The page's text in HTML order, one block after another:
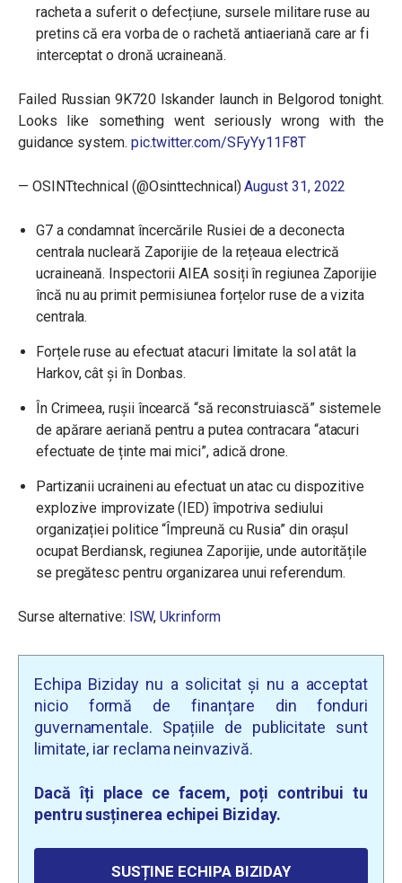
racheta a suferit o defecțiune, sursele militare ruse au
pretins că era vorba de o rachetă antiaeriană care ar fi
interceptat o dronă ucraineană.
Failed Russian 9K720 Iskander launch in Belgorod tonight.
Looks like something went seriously wrong with the
guidance system. pic.twitter.com/SFyYy11F8T
— OSINTtechnical (@Osinttechnical)August 31, 2022
G7 a condamnat încercările Rusiei de a deconecta
centrala nucleară Zaporijie de la rețeaua electrică
ucraineană. Inspectorii AIEA sosiți în regiunea Zaporijie
încă nu au primit permisiunea forțelor ruse de a vizita
centrala.
Forțele ruse au efectuat atacuri limitate la sol atât la
Harkov, cât și în Donbas.
În Crimeea, rușii încearcă “să reconstruiască” sistemele
de apărare aeriană pentru a putea contracara “atacuri
efectuate de ținte mai mici”, adică drone.
Partizanii ucraineni au efectuat un atac cu dispozitive
explozive improvizate (IED) împotriva sediului
organizației politice “Împreună cu Rusia” din orașul
ocupat Berdiansk, regiunea Zaporijie, unde autoritățile
se pregătesc pentru organizarea unui referendum.
Surse alternative: ISW,Ukrinform
Echipa Biziday nu a solicitat și nu a acceptat
nicio formă de finanțare din fonduri
guvernamentale. Spațiile de publicitate sunt
limitate, iar reclama neinvazivă.
Dacă îți place ce facem, poți contribui tu
pentru susținerea echipei Biziday.
SUSȚINE ECHIPA BIZIDAY